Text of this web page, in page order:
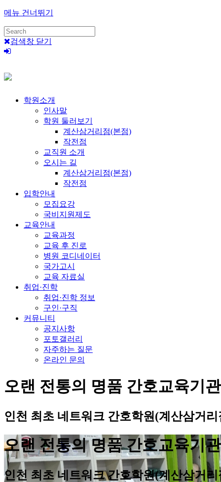
메뉴 건너뛰기
검색창 닫기
학원소개
인사말
학원 둘러보기
계산삼거리점(본점)
작전점
교직원 소개
오시는 길
계산삼거리점(본점)
작전점
입학안내
모집요강
국비지원제도
교육안내
교육과정
교육 후 진로
병원 코디네이터
국가고시
교육 자료실
취업·진학
취업·진학 정보
구인·구직
커뮤니티
공지사항
포토갤러리
자주하는 질문
온라인 문의
오랜 전통의 명품 간호교육기
인천 최초 네트워크 간호학원(계산삼거
오랜 전통의 명품 간호교육기
인천 최초 네트워크 간호학원(계산삼거